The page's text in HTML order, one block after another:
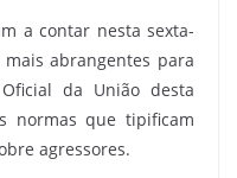
a contar nesta sexta-
abrangentes para
da União desta
normas que tipificam
agressores.